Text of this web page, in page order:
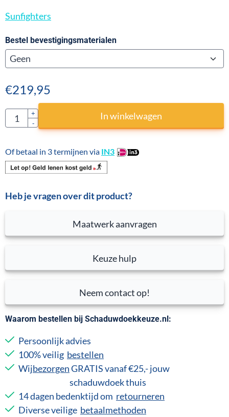
Sunfighters
Bestel bevestigingsmaterialen
€219,95
Aantal
+
-
In winkelwagen
Of betaal in 3 termijnen via IN3
Heb je vragen over dit product?
Neem contact op!
Keuze hulp
Maatwerk aanvragen
Waarom bestellen bij Schaduwdoekkeuze.nl:
Persoonlijk advies
100% veilig bestellen
WijbezorgenGRATIS vanaf €25,- jouw
schaduwdoek thuis
14 dagen bedenktijd om retourneren
Diverse veilige betaalmethoden